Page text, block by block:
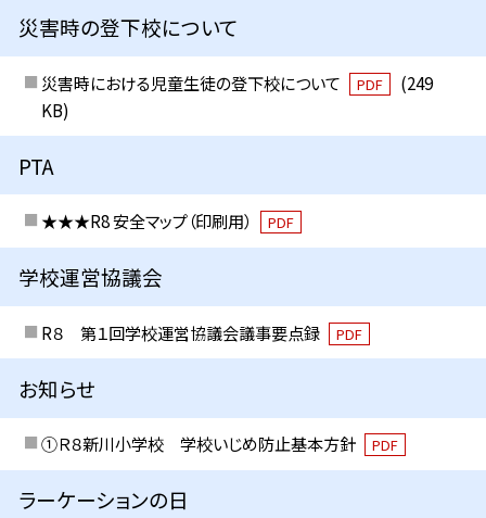
災害時の登下校について
災害時における児童生徒の登下校について PDF
(249
KB)
PTA
★★★R8 安全マップ（印刷用） PDF
学校運営協議会
R８ 第１回学校運営協議会議事要点録 PDF
お知らせ
①Ｒ８新川小学校 学校いじめ防止基本方針 PDF
ラーケーションの日